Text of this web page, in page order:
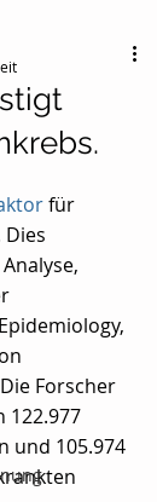
für
Dies
Forscher
122.977
und 105.974